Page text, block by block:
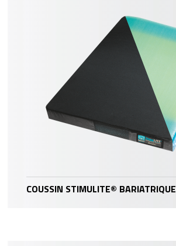
COUSSIN STIMULITE® BARIATRIQUE